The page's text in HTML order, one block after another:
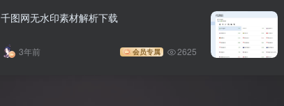
千图网无水印素材解析下载
3年前 会员专属 2625